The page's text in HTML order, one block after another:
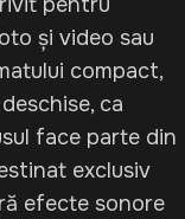
pentru
și video sau
compact,
ca
face parte din
exclusiv
efecte sonore